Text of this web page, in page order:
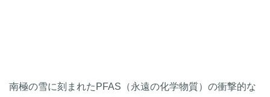
南極の雪に刻まれたPFAS（永遠の化学物質）の衝撃的な